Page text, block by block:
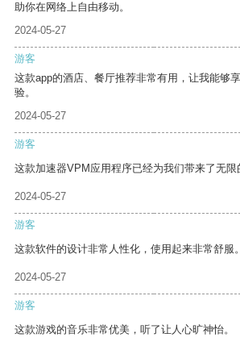
助你在网络上自由移动。
2024-05-27
游客
这款app的酒店、餐厅推荐非常有用，让我能够
验。
2024-05-27
游客
这款加速器VPM应用程序已经为我们带来了无限
2024-05-27
游客
这款软件的设计非常人性化，使用起来非常舒服。
2024-05-27
游客
这款游戏的音乐非常优美，听了让人心旷神怡。